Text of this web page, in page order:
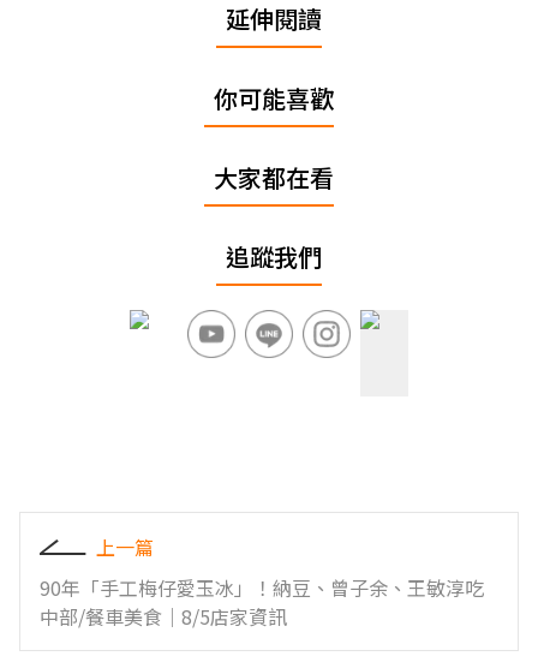
延伸閱讀
你可能喜歡
大家都在看
追蹤我們
上一篇
90年「手工梅仔愛玉冰」！納豆、曾子余、王敏淳吃
中部/餐車美食｜8/5店家資訊